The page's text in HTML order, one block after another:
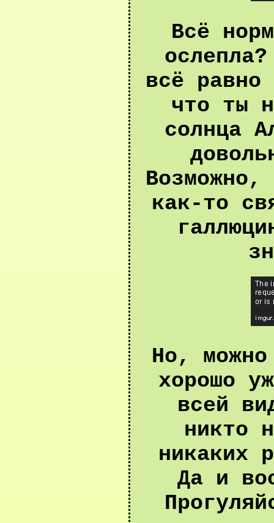
Всё
всё
что ты
солнца
Возможно,
как-то
Но,
хорошо
всей
никто
никаких
Да и